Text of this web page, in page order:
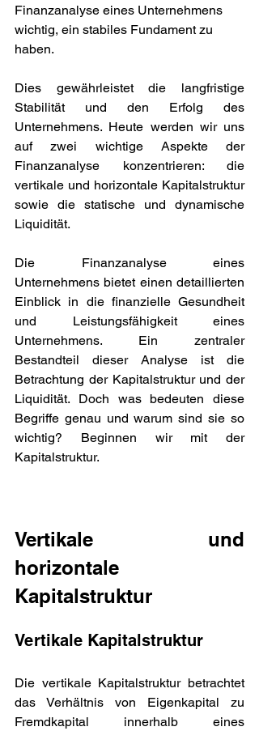
Finanzanalyse eines Unternehmens
wichtig, ein stabiles Fundament zu
haben.
Dies gewährleistet die langfristige
Stabilität und den Erfolg des
Unternehmens. Heute werden wir uns
auf zwei wichtige Aspekte der
Finanzanalyse konzentrieren: die
vertikale und horizontale Kapitalstruktur
sowie die statische und dynamische
Liquidität.
Die Finanzanalyse eines
Unternehmens bietet einen detaillierten
Einblick in die finanzielle Gesundheit
und Leistungsfähigkeit eines
Unternehmens. Ein zentraler
Bestandteil dieser Analyse ist die
Betrachtung der Kapitalstruktur und der
Liquidität. Doch was bedeuten diese
Begriffe genau und warum sind sie so
wichtig? Beginnen wir mit der
Kapitalstruktur.
Vertikale und
horizontale
Kapitalstruktur
Vertikale Kapitalstruktur
Die vertikale Kapitalstruktur betrachtet
das Verhältnis von Eigenkapital zu
Fremdkapital innerhalb eines